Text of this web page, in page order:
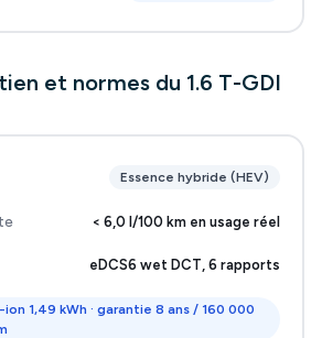
et normes du 1.6 T-GDI
Essence hybride (HEV)
< 6,0 l/100 km en usage réel
eDCS6 wet DCT, 6 rapports
ion 1,49 kWh · garantie 8 ans / 160 000